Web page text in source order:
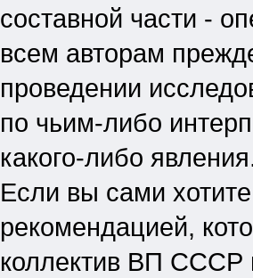
составной части -
всем авторам
проведении
по чьим-либо
какого-либо
Если вы сами
рекомендацией,
коллектив ВП СССР